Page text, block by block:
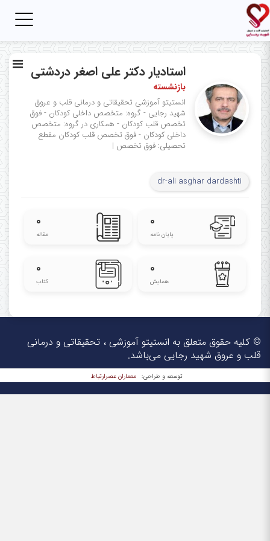
استادیار دکتر علی اصغر دردشتی
بازنشسته
انستیتو آموزشی تحقیقاتی و درمانی قلب و عروق
شهید رجایی - گروه: متخصص داخلی کودکان - فوق
تخصص قلب کودکان - همکاری در گروه: متخصص
داخلی کودکان - فوق تخصص قلب کودکان مقطع
تحصیلی: فوق تخصص‌ |
dr-ali asghar dardashti
۰
پایان نامه
۰
مقاله
۰
همایش
۰
کتاب
© کلیه حقوق متعلق به انستیتو آموزشی ، تحقیقاتی و درمانی
قلب و عروق شهید رجایی می‌باشد.
توسعه و طراحی: معماران عصر‌ارتباط